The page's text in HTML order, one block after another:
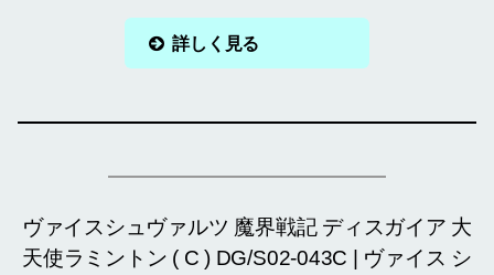
詳しく見る
ヴァイスシュヴァルツ 魔界戦記 ディスガイア 大
天使ラミントン ( C ) DG/S02-043C | ヴァイス シ